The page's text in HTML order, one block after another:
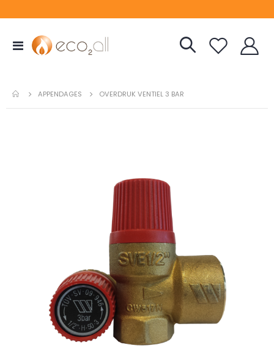
Toggle
Nav
APPENDAGES OVERDRUK VENTIEL 3 BAR